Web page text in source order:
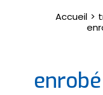
Accueil